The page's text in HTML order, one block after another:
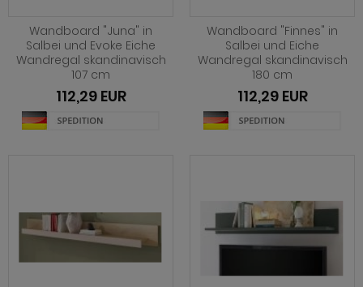
Wandboard "Juna" in
Salbei und Evoke Eiche
Wandregal skandinavisch
107 cm
112,29 EUR
Wandboard "Finnes" in
Salbei und Eiche
Wandregal skandinavisch
180 cm
112,29 EUR
Ronson
Rovola
Sena
Starlet
Stove Old Style hell
Romina
Ronin Eiche
Ronin Esche
Ronson
Rubin weiß
Scandik